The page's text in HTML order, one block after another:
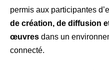
permis aux participantes
de création, de diffusion
œuvres dans un
connecté.